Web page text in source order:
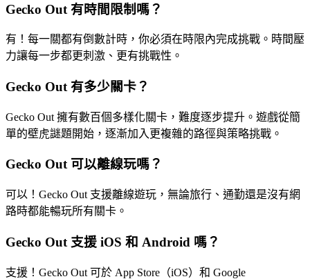
Gecko Out 有時間限制嗎？
有！每一關都有倒數計時，你必須在時限內完成挑戰。時間壓
力讓每一步都更刺激、更有挑戰性。
Gecko Out 有多少關卡？
Gecko Out 擁有數百個多樣化關卡，難度逐步提升。遊戲從簡
單的壁虎謎題開始，逐漸加入更複雜的路徑與策略挑戰。
Gecko Out 可以離線玩嗎？
可以！Gecko Out 支援離線遊玩，無論旅行、通勤還是沒有網
路時都能暢玩所有關卡。
Gecko Out 支援 iOS 和 Android 嗎？
支援！Gecko Out 可於 App Store（iOS）和 Google